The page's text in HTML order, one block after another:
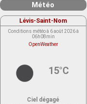
Météo
Lévis-Saint-Nom
Conditions météo à 6 août 2026 à
06h08min
OpenWeather
15°C
Ciel dégagé